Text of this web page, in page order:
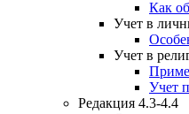
Как
Учет в
Учет в
Учет
Редакция 4.3-4.4